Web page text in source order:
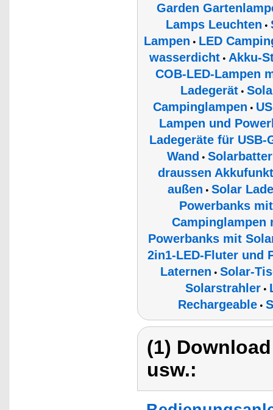
Garden
Lamps Leuchten •
Lampen • LED
wasserdicht • Akku-
COB-LED-Lampen
Ladegerät •
Campinglampen •
Lampen und
Ladegeräte für
Wand •
draussen
außen • Solar
Powerbanks
Campinglampen
Powerbanks mit
2in1-LED-Fluter und
Laternen • Solar-
Solarstrahler•
Rechargeable•
(1)
usw.: